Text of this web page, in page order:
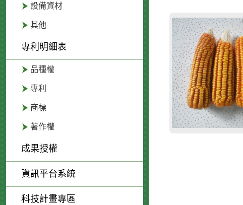
設備資材
其他
專利明細表
品種權
專利
商標
著作權
成果授權
資訊平台系統
科技計畫專區